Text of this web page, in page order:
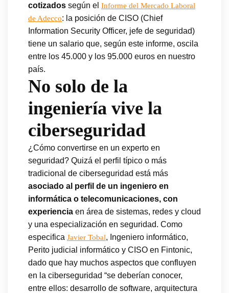
cotizados según el Informe del Mercado Laboral
de Adecco: la posición de CISO (Chief
Information Security Officer, jefe de seguridad)
tiene un salario que, según este informe, oscila
entre los 45.000 y los 95.000 euros en nuestro
país.
No solo de la
ingeniería vive la
ciberseguridad
¿Cómo convertirse en un experto en
seguridad? Quizá el perfil típico o más
tradicional de ciberseguridad está más
asociado al perfil de un ingeniero en
informática o telecomunicaciones, con
experiencia en área de sistemas, redes y cloud
y una especialización en seguridad. Como
especifica Javier Tobal, Ingeniero informático,
Perito judicial informático y CISO en Fintonic,
dado que hay muchos aspectos que confluyen
en la ciberseguridad “se deberían conocer,
entre ellos: desarrollo de software, arquitectura